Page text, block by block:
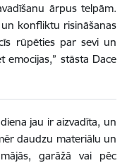
ārpus telpām.
konfliktu risināšanas
rūpēties par sevi un
stāsta Dace
jau ir aizvadīta, un
daudzu materiālu un
garāžā vai pēc